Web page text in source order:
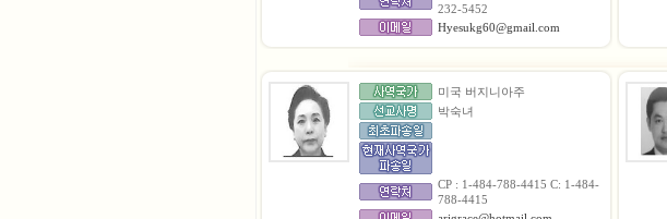
232-5452
Hyesukg60@gmail.com
미국 버지니아주
박숙녀
CP : 1-484-788-4415 C: 1-484-
788-4415